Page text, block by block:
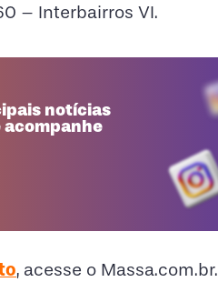
– Interbairros VI.
notícias
acompanhe
, acesse o Massa.com.br.